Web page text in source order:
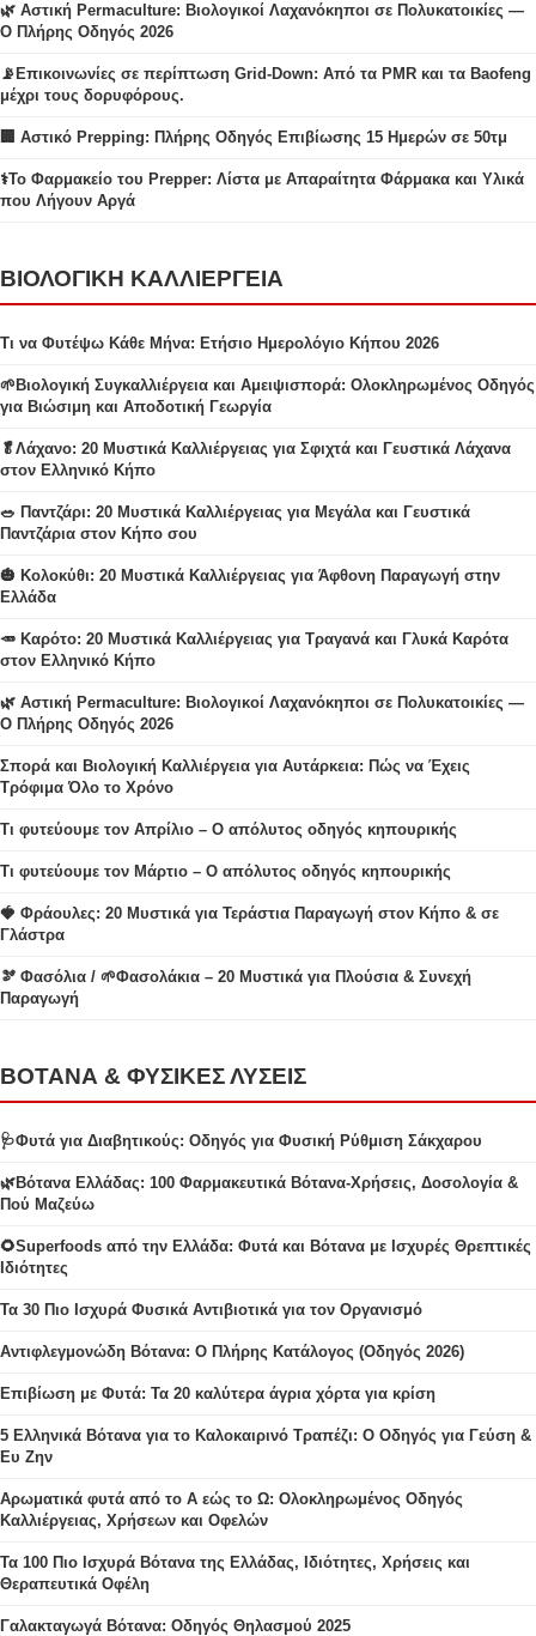
🌿 Αστική Permaculture: Βιολογικοί Λαχανόκηποι σε Πολυκατοικίες —
Ο Πλήρης Οδηγός 2026
📡Επικοινωνίες σε περίπτωση Grid-Down: Από τα PMR και τα Baofeng
μέχρι τους δορυφόρους.
🏢 Αστικό Prepping: Πλήρης Οδηγός Επιβίωσης 15 Ημερών σε 50τμ
⚕️Το Φαρμακείο του Prepper: Λίστα με Απαραίτητα Φάρμακα και Υλικά
που Λήγουν Αργά
ΒΙΟΛΟΓΙΚΗ ΚΑΛΛΙΕΡΓΕΙΑ
Τι να Φυτέψω Κάθε Μήνα: Ετήσιο Ημερολόγιο Κήπου 2026
🌱Βιολογική Συγκαλλιέργεια και Αμειψισπορά: Ολοκληρωμένος Οδηγός
για Βιώσιμη και Αποδοτική Γεωργία
🥬Λάχανο: 20 Μυστικά Καλλιέργειας για Σφιχτά και Γευστικά Λάχανα
στον Ελληνικό Κήπο
🥗 Παντζάρι: 20 Μυστικά Καλλιέργειας για Μεγάλα και Γευστικά
Παντζάρια στον Κήπο σου
🎃 Κολοκύθι: 20 Μυστικά Καλλιέργειας για Άφθονη Παραγωγή στην
Ελλάδα
🥕 Καρότο: 20 Μυστικά Καλλιέργειας για Τραγανά και Γλυκά Καρότα
στον Ελληνικό Κήπο
🌿 Αστική Permaculture: Βιολογικοί Λαχανόκηποι σε Πολυκατοικίες —
Ο Πλήρης Οδηγός 2026
Σπορά και Βιολογική Καλλιέργεια για Αυτάρκεια: Πώς να Έχεις
Τρόφιμα Όλο το Χρόνο
Τι φυτεύουμε τον Απρίλιο – Ο απόλυτος οδηγός κηπουρικής
Τι φυτεύουμε τον Μάρτιο – Ο απόλυτος οδηγός κηπουρικής
🍓 Φράουλες: 20 Μυστικά για Τεράστια Παραγωγή στον Κήπο & σε
Γλάστρα
🫘 Φασόλια / 🌱Φασολάκια – 20 Μυστικά για Πλούσια & Συνεχή
Παραγωγή
ΒΟΤΑΝΑ & ΦΥΣΙΚΕΣ ΛΥΣΕΙΣ
🩺Φυτά για Διαβητικούς: Οδηγός για Φυσική Ρύθμιση Σάκχαρου
🌿Βότανα Ελλάδας: 100 Φαρμακευτικά Βότανα-Χρήσεις, Δοσολογία &
Πού Μαζεύω
🌻Superfoods από την Ελλάδα: Φυτά και Βότανα με Ισχυρές Θρεπτικές
Ιδιότητες
Τα 30 Πιο Ισχυρά Φυσικά Αντιβιοτικά για τον Οργανισμό
Αντιφλεγμονώδη Βότανα: Ο Πλήρης Κατάλογος (Οδηγός 2026)
Επιβίωση με Φυτά: Τα 20 καλύτερα άγρια χόρτα για κρίση
5 Ελληνικά Βότανα για το Καλοκαιρινό Τραπέζι: Ο Οδηγός για Γεύση &
Ευ Ζην
Αρωματικά φυτά από το Α εώς το Ω: Ολοκληρωμένος Οδηγός
Καλλιέργειας, Χρήσεων και Οφελών
Τα 100 Πιο Ισχυρά Βότανα της Ελλάδας, Ιδιότητες, Χρήσεις και
Θεραπευτικά Οφέλη
Γαλακταγωγά Βότανα: Οδηγός Θηλασμού 2025